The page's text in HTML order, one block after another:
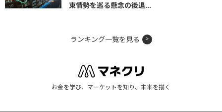
東情勢を巡る懸念の後退...
ランキング一覧を見る
お金を学び、マーケットを知り、未来を描く